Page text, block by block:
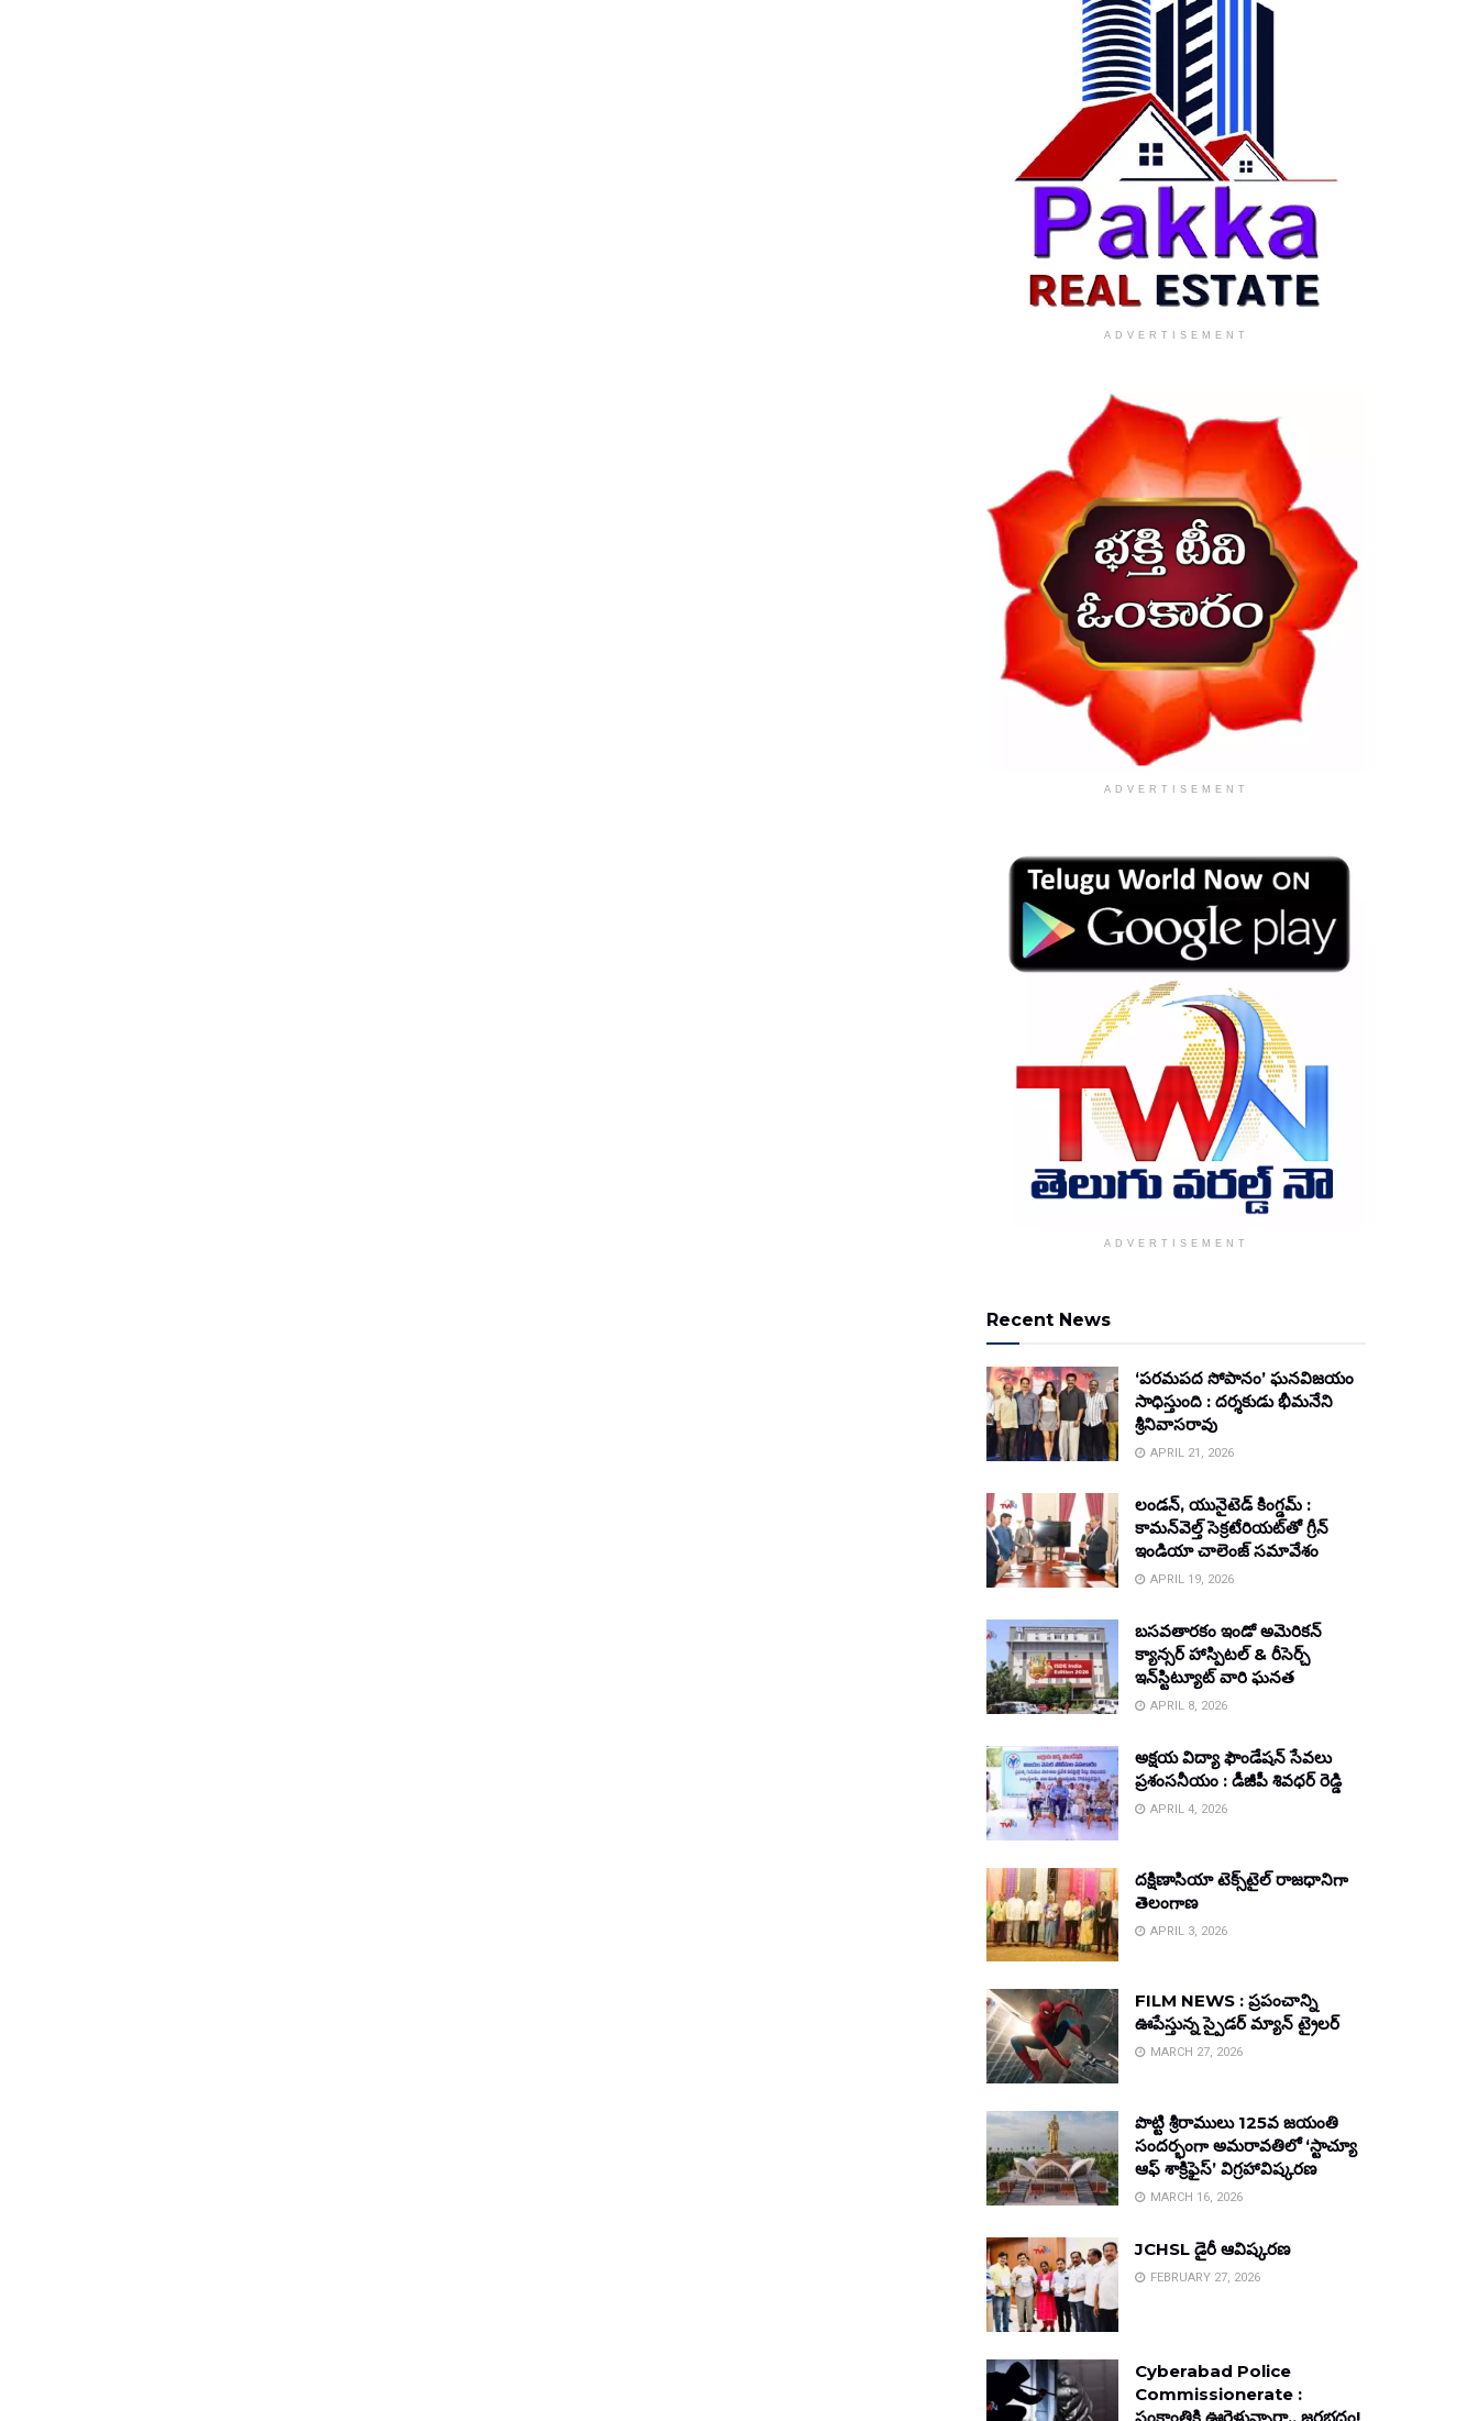
ADVERTISEMENT
ADVERTISEMENT
ADVERTISEMENT
Recent News
‘పరమపద సోపానం’ ఘనవిజయం
సాధిస్తుంది : దర్శకుడు భీమనేని
శ్రీనివాసరావు
APRIL 21, 2026
లండన్, యునైటెడ్ కింగ్డమ్ :
కామన్‌వెల్త్ సెక్రటేరియట్‌తో గ్రీన్
ఇండియా చాలెంజ్ సమావేశం
APRIL 19, 2026
బసవతారకం ఇండో అమెరికన్
క్యాన్సర్ హాస్పిటల్ & రీసెర్చ్
ఇన్‌స్టిట్యూట్ వారి ఘనత
APRIL 8, 2026
అక్షయ విద్యా ఫౌండేషన్ సేవలు
ప్రశంసనీయం : డీజీపీ శివధర్ రెడ్డి
APRIL 4, 2026
దక్షిణాసియా టెక్స్‌టైల్ రాజధానిగా
తెలంగాణ
APRIL 3, 2026
FILM NEWS : ప్రపంచాన్ని
ఊపేస్తున్న స్పైడర్ మ్యాన్ ట్రైలర్
MARCH 27, 2026
పొట్టి శ్రీరాములు 125వ జయంతి
సందర్భంగా అమరావతిలో ‘స్టాచ్యూ
ఆఫ్ శాక్రిఫైస్’ విగ్రహావిష్కరణ
MARCH 16, 2026
JCHSL డైరీ ఆవిష్కరణ
FEBRUARY 27, 2026
Cyberabad Police
Commissionerate :